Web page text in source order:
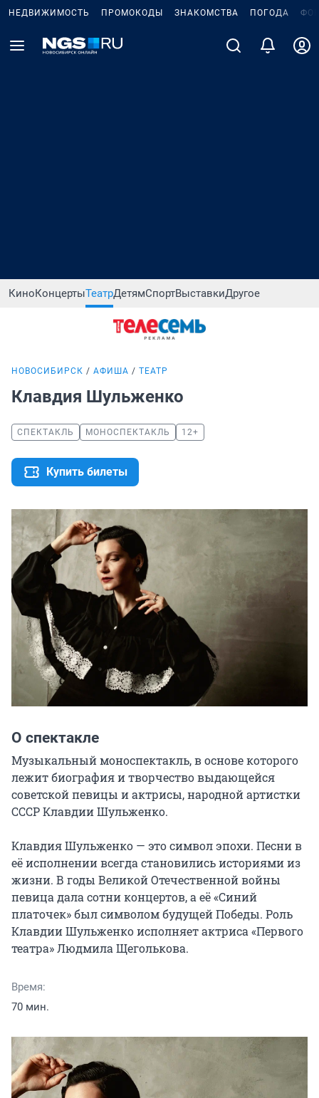
НЕДВИЖИМОСТЬ ПРОМОКОДЫ ЗНАКОМСТВА ПОГОДА
КиноКонцертыТеатрДетямСпортВыставкиДругое
НОВОСИБИРСК АФИША ТЕАТР
Клавдия Шульженко
СПЕКТАКЛЬ МОНОСПЕКТАКЛЬ 12+
Купить билеты
О спектакле
Музыкальный моноспектакль, в основе которого
лежит биография и творчество выдающейся
советской певицы и актрисы, народной артистки
СССР Клавдии Шульженко.
Клавдия Шульженко — это символ эпохи. Песни в
её исполнении всегда становились историями из
жизни. В годы Великой Отечественной войны
певица дала сотни концертов, а её «Синий
платочек» был символом будущей Победы. Роль
Клавдии Шульженко исполняет актриса «Первого
театра» Людмила Щеголькова.
Время:
70 мин.